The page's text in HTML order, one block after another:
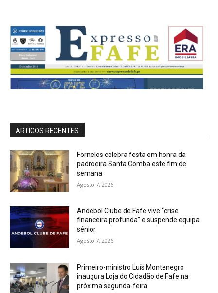
ARTIGOS RECENTES
Fornelos celebra festa em honra da
padroeira Santa Comba este fim de
semana
Agosto 7, 2026
Andebol Clube de Fafe vive “crise
financeira profunda” e suspende equipa
sénior
Agosto 7, 2026
Primeiro-ministro Luís Montenegro
inaugura Loja do Cidadão de Fafe na
próxima segunda-feira